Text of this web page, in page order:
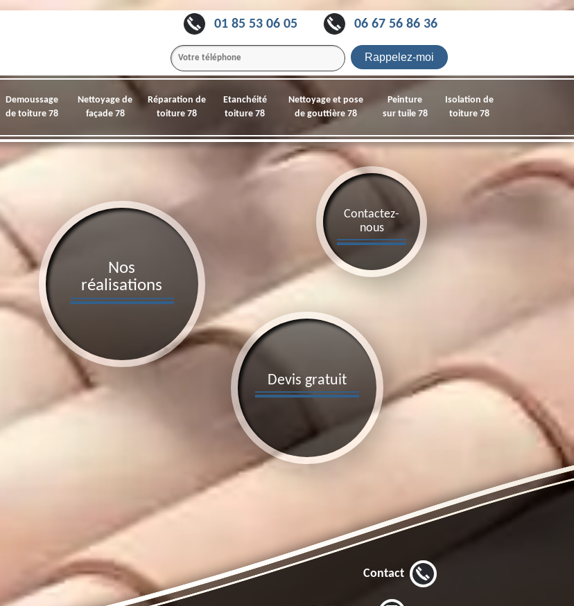
01 85 53 06 05 06 67 56 86 36
Demoussage
de toiture 78
Nettoyage de
façade 78
Réparation de
toiture 78
Etanchéité
toiture 78
Nettoyage et pose
de gouttière 78
Peinture
sur tuile 78
Isolation de
toiture 78
Devis gratuit
Contactez-
nous
Nos
réalisations
Contact